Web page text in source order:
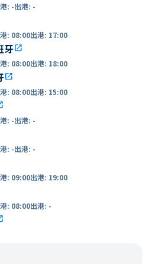
: -出港: -
: 08:00出港: 17:00
牙open_in_new
: 08:00出港: 18:00
open_in_new
: 08:00出港: 15:00
: -出港: -
: -出港: -
: 09:00出港: 19:00
: 08:00出港: -